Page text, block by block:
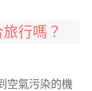
行嗎？
空氣污染的機